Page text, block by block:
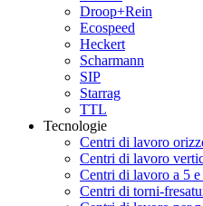
Droop+Rein
Ecospeed
Heckert
Scharmann
SIP
Starrag
TTL
Tecnologie
Centri di lavoro
Centri di lavoro
Centri di lavoro a 5 e
Centri di torni-